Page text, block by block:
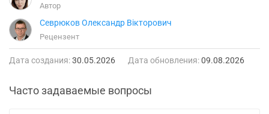
Автор
Севрюков Олександр Вікторович
Рецензент
Дата создания:30.05.2026 Дата обновления:09.08.2026
Часто задаваемые вопросы